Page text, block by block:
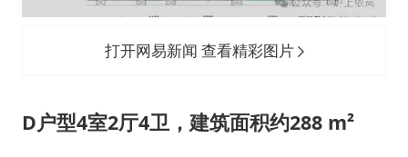
打开网易新闻 查看精彩图片
D户型4室2厅4卫，建筑面积约288 m²